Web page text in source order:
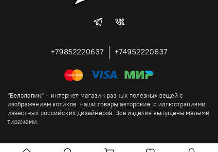
+79852220637 +74952220637
“Белолапик” – интернет-магазин разных полезных вещей с
изображением котиков. Наши товары авторские, с иллюстрациями
известных российских дизайнеров. Все изделия выпущены малыми
тиражами.